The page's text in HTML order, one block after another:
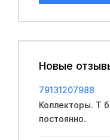
Новые
79131207988
Коллекторы. Т
постоянно.